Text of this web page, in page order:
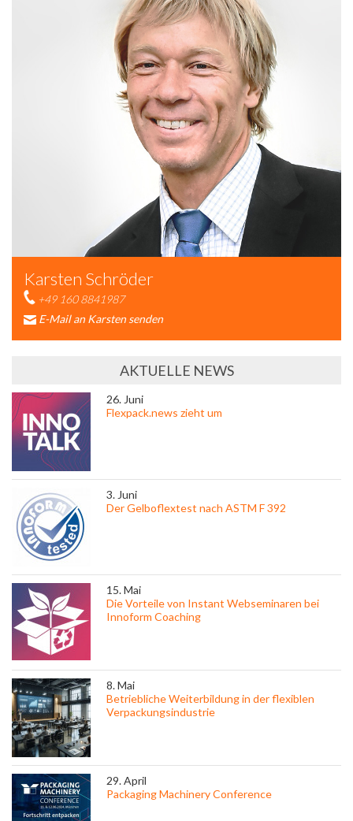
Karsten Schröder
+49 160 8841987
E-Mail an Karsten senden
AKTUELLE NEWS
26. Juni
Flexpack.news zieht um
3. Juni
Der Gelboflextest nach ASTM F 392
15. Mai
Die Vorteile von Instant Webseminaren bei
Innoform Coaching
8. Mai
Betriebliche Weiterbildung in der flexiblen
Verpackungsindustrie
29. April
Packaging Machinery Conference